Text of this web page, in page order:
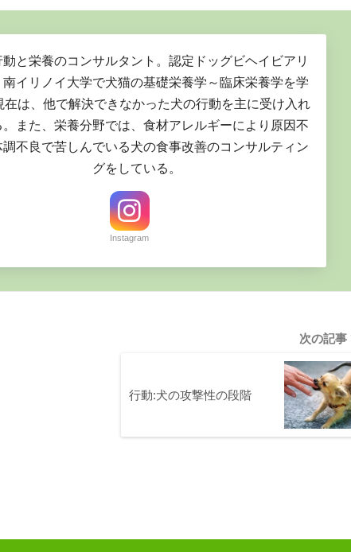
動と栄養のコンサルタント。認定ドッグビヘイビアリ
南イリノイ大学で犬猫の基礎栄養学～臨床栄養学を学
在は、他で解決できなかった犬の行動を主に受け入れ
。また、栄養分野では、食材アレルギーにより原因不
調不良で苦しんでいる犬の食事改善のコンサルティン
グをしている。
Instagram
次の記事
行動:犬の攻撃性の段階